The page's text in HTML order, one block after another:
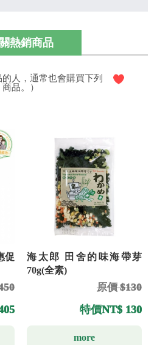
熱銷商品
的人，通常也會購買下列
商品。）
促
海太郎 田舍的味海帶芽
70g(全素)
原價 $130
特價NT$ 130
more